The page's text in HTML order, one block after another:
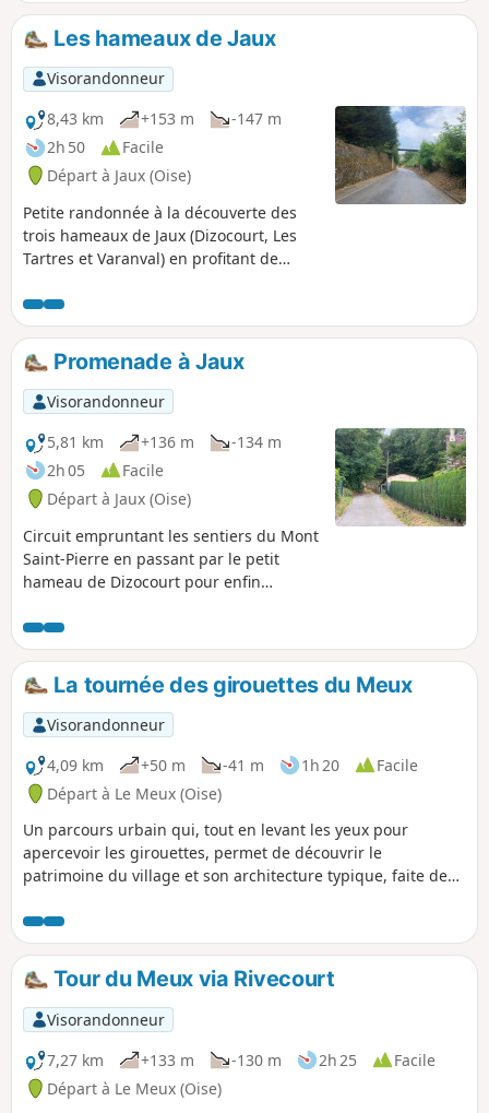
Les hameaux de Jaux
Visorandonneur
8,43 km
+153 m
-147 m
2h 50
Facile
Départ à Jaux (Oise)
Petite randonnée à la découverte des
trois hameaux de Jaux (Dizocourt, Les
Tartres et Varanval) en profitant de
l'Oise.
Promenade à Jaux
Visorandonneur
5,81 km
+136 m
-134 m
2h 05
Facile
Départ à Jaux (Oise)
Circuit empruntant les sentiers du Mont
Saint-Pierre en passant par le petit
hameau de Dizocourt pour enfin
La tournée des girouettes du Meux
Visorandonneur
4,09 km
+50 m -41 m 1h 20
Facile
Départ à Le Meux (Oise)
Un parcours urbain qui, tout en levant les yeux pour
apercevoir les girouettes, permet de découvrir le
patrimoine du village et son architecture typique, faite de
XIXe siècle dans le centre, et d'autres, plus contemporaines,
dans les extensions plus récentes.
Tour du Meux via Rivecourt
Visorandonneur
7,27 km
+133 m -130 m 2h 25
Facile
Départ à Le Meux (Oise)